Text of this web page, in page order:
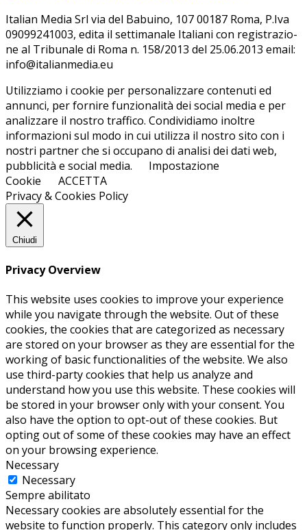
Ita­lian Me­dia Srl via del Ba­bui­no, 107 00187 Roma, P.Iva
09099241003, edi­ta il set­ti­ma­na­le Ita­lia­ni con re­gi­stra­zio­
ne al Tri­bu­na­le di Roma n. 158/​2013 del 25.06.2013 email:
info@ita­lian­me­dia.eu
Utilizziamo i cookie per personalizzare contenuti ed
annunci, per fornire funzionalità dei social media e per
analizzare il nostro traffico. Condividiamo inoltre
informazioni sul modo in cui utilizza il nostro sito con i
nostri partner che si occupano di analisi dei dati web,
pubblicità e social media.
Impostazione
Cookie
ACCETTA
Privacy & Cookies Policy
Chiudi
Privacy Overview
This website uses cookies to improve your experience
while you navigate through the website. Out of these
cookies, the cookies that are categorized as necessary
are stored on your browser as they are essential for the
working of basic functionalities of the website. We also
use third-party cookies that help us analyze and
understand how you use this website. These cookies will
be stored in your browser only with your consent. You
also have the option to opt-out of these cookies. But
opting out of some of these cookies may have an effect
on your browsing experience.
Necessary
Necessary
Sempre abilitato
Necessary cookies are absolutely essential for the
website to function properly. This category only includes